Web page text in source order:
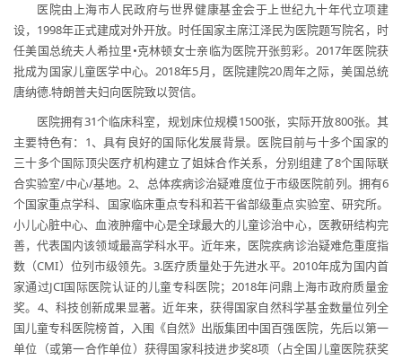
医院由上海市人民政府与世界健康基金会于上世纪九十年代立项建
设，1998年正式建成对外开放。时任国家主席江泽民为医院题写院名，时
任美国总统夫人希拉里•克林顿女士亲临为医院开张剪彩。2017年医院获
批成为国家儿童医学中心。2018年5月，医院建院20周年之际，美国总统
唐纳德.特朗普夫妇向医院致以贺信。
医院拥有31个临床科室，规划床位规模1500张，实际开放800张。其
主要特色有：1、具有良好的国际化发展背景。医院目前与十多个国家的
三十多个国际顶尖医疗机构建立了姐妹合作关系，分别组建了8个国际联
合实验室/中心/基地。2、总体疾病诊治疑难度位于市级医院前列。拥有6
个国家重点学科、国家临床重点专科和若干省部级重点实验室、研究所。
小儿心脏中心、血液肿瘤中心是全球最大的儿童诊治中心，医教研结构完
善，代表国内该领域最高学科水平。近年来，医院疾病诊治疑难危重度指
数（CMI）位列市级领先。3.医疗质量处于先进水平。2010年成为国内首
家通过JCI国际医院认证的儿童专科医院；2018年问鼎上海市政府质量金
奖。4、科技创新成果显著。近年来，获得国家自然科学基金数量位列全
国儿童专科医院榜首，入围《自然》出版集团中国百强医院，先后以第一
单位（或第一合作单位）获得国家科技进步奖8项（占全国儿童医院获奖